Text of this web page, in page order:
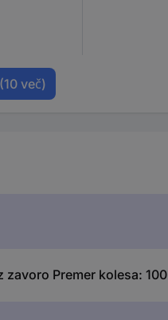
(10 več)
Premer kolesa: